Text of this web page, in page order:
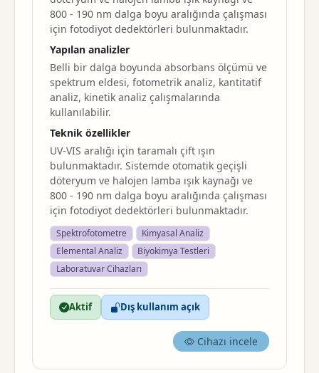
800 - 190 nm dalga boyu aralığında çalışması
için fotodiyot dedektörleri bulunmaktadır.
Yapılan analizler
Belli bir dalga boyunda absorbans ölçümü ve
spektrum eldesi, fotometrik analiz, kantitatif
analiz, kinetik analiz çalışmalarında
kullanılabilir.
Teknik özellikler
UV-VIS aralığı için taramalı çift ışın
bulunmaktadır. Sistemde otomatik geçişli
döteryum ve halojen lamba ışık kaynağı ve
800 - 190 nm dalga boyu aralığında çalışması
için fotodiyot dedektörleri bulunmaktadır.
Spektrofotometre
Kimyasal Analiz
Elemental Analiz
Biyokimya Testleri
Laboratuvar Cihazları
Aktif Dış kullanım açık
Cihazı incele